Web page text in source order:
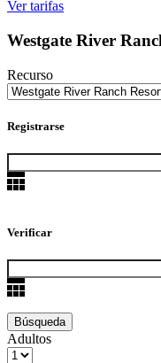
Ver tarifas
Westgate River
Recurso
Registrarse
Verificar
Adultos